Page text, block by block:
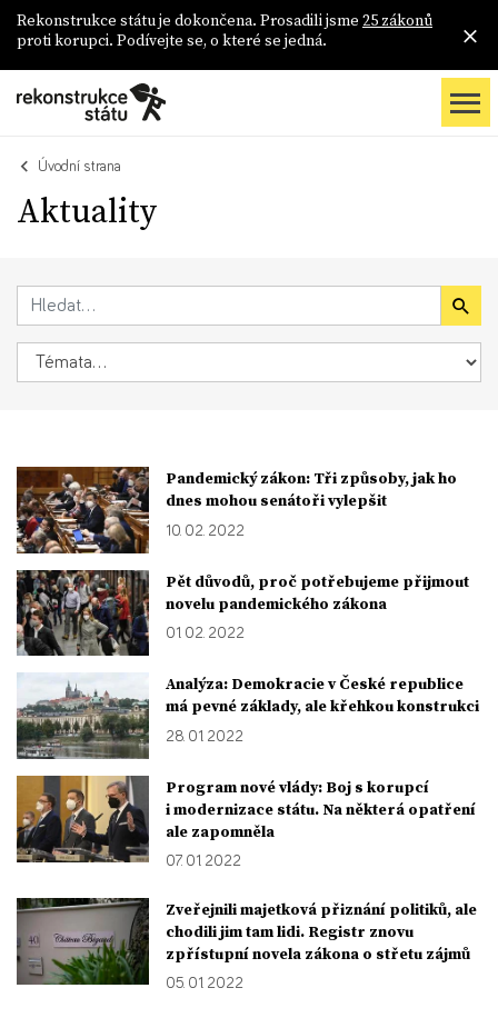
Rekonstrukce státu je dokončena. Prosadili jsme 25 zákonů
proti korupci. Podívejte se, o které se jedná.
Úvodní strana
Aktuality
Pandemický zákon: Tři způsoby, jak ho
dnes mohou senátoři vylepšit
10. 02. 2022
Pět důvodů, proč potřebujeme přijmout
novelu pandemického zákona
01. 02. 2022
Analýza: Demokracie v České republice
má pevné základy, ale křehkou konstrukci
28. 01. 2022
Program nové vlády: Boj s korupcí
i modernizace státu. Na některá opatření
ale zapomněla
07. 01. 2022
Zveřejnili majetková přiznání politiků, ale
chodili jim tam lidi. Registr znovu
zpřístupní novela zákona o střetu zájmů
05. 01. 2022